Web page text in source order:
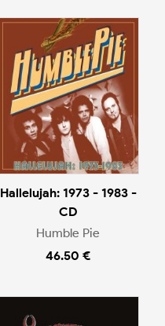
Hallelujah: 1973 - 1983 -
CD
Humble Pie
46.50 €